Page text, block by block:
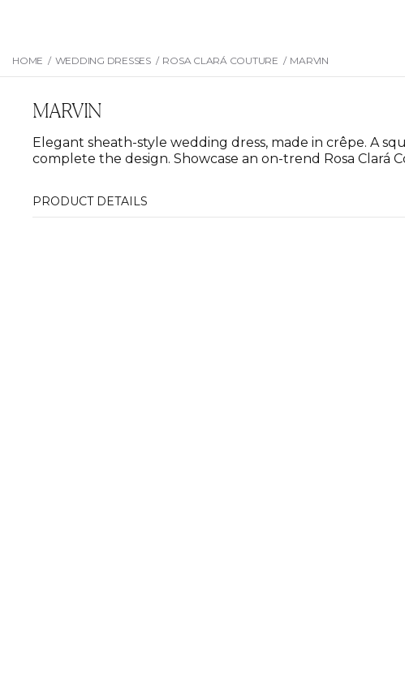
HOME / WEDDING DRESSES / ROSA CLARÁ COUTURE / MARVIN
MARVIN
Elegant sheath-style wedding dress, made in crêpe. A
complete the design. Showcase an on-trend Rosa Clará
PRODUCT DETAILS